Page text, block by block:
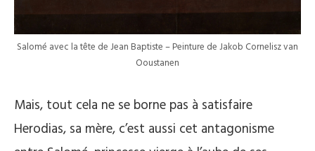
Salomé avec la tête de Jean Baptiste – Peinture de Jakob Cornelisz van
Ooustanen
Mais, tout cela ne se borne pas à satisfaire
Herodias, sa mère, c’est aussi cet antagonisme